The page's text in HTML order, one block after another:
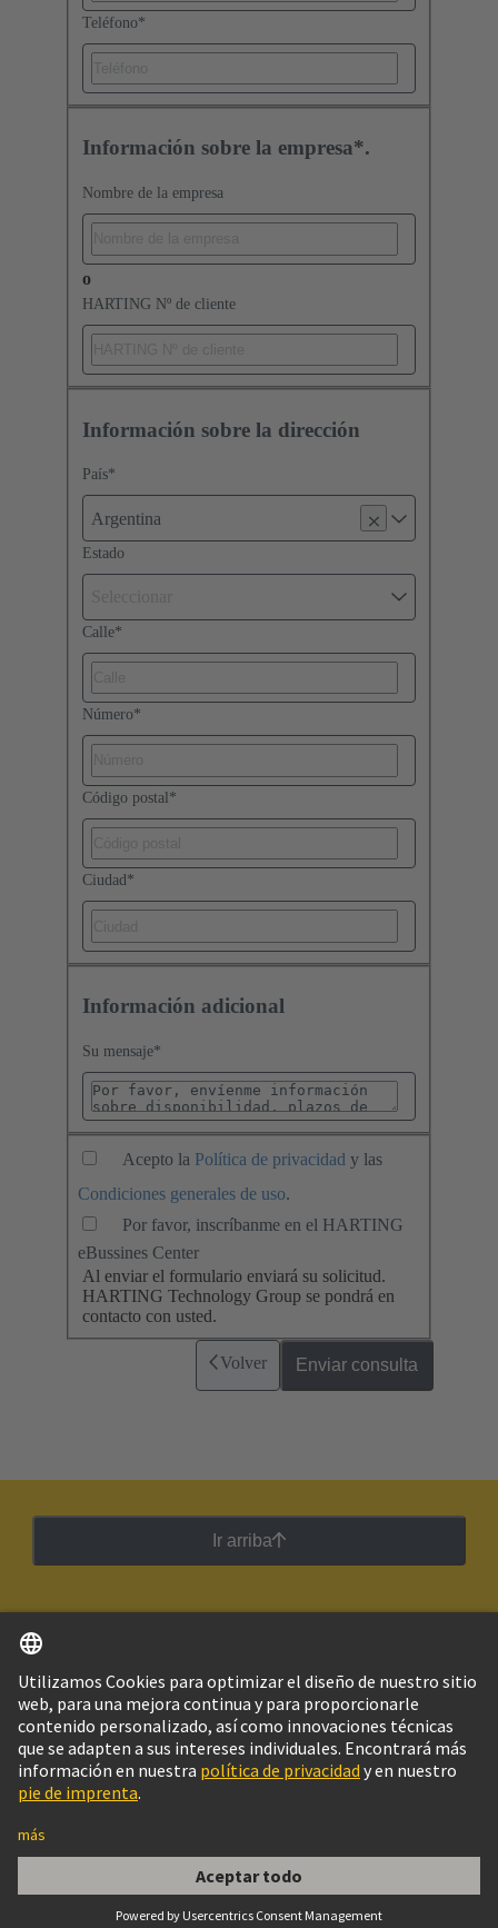
Teléfono*
Información sobre la empresa*.
Nombre de la empresa
o
HARTING Nº de cliente
Información sobre la dirección
País*
Argentina
Estado
Calle*
Número*
Código postal *
Ciudad *
Información adicional
Su mensaje*
Acepto la Política de privacidad y las
Condiciones generales de uso.
Por favor, inscríbanme en el HARTING
eBussines Center
Al enviar el formulario enviará su solicitud.
HARTING Technology Group se pondrá en
contacto con usted.
Volver Enviar consulta
Ir arriba
Argentina Español
© Grupo Tecnológico HARTING
Configuración de cookies